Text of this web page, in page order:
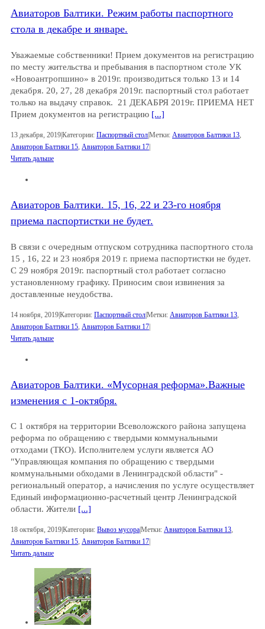
Авиаторов Балтики. Режим работы паспортного
стола в декабре и январе.
Уважаемые собственники! Прием документов на регистрацию
по месту жительства и пребывания в паспортном столе УК
«Новоантропшино» в 2019г. производиться только 13 и 14
декабря. 20, 27, 28 декабря 2019г. паспортный стол работает
только на выдачу справок. 21 ДЕКАБРЯ 2019г. ПРИЕМА НЕТ
Прием документов на регистрацию [...]
13 декабря, 2019|Категории: Паспортный стол|Метки: Авиаторов Балтики 13
Авиаторов Балтики 15 Авиаторов Балтики 17|
Читать дальше
Авиаторов Балтики. 15, 16, 22 и 23-го ноября
приема паспортистки не будет.
В связи с очередным отпуском сотрудника паспортного стола
15 , 16, 22 и 23 ноября 2019 г. приема паспортистки не будет.
С 29 ноября 2019г. паспортный стол работает согласно
установленному графику. Приносим свои извинения за
доставленные неудобства.
14 ноября, 2019|Категории: Паспортный стол|Метки: Авиаторов Балтики 13
Авиаторов Балтики 15 Авиаторов Балтики 17|
Читать дальше
Авиаторов Балтики. «Мусорная реформа».Важные
изменения c 1-октября.
С 1 октября на территории Всеволожского района запущена
реформа по обращению с твердыми коммунальными
отходами (ТКО). Исполнителем услуги является АО
"Управляющая компания по обращению с твердыми
коммунальными обходами в Ленинградской области" -
региональный оператор, а начисления по услуге осуществляет
Единый информационно-расчетный центр Ленинградской
области. Жители [...]
18 октября, 2019Категории: Вывоз мусораМетки: Авиаторов Балтики 13,
Авиаторов Балтики 15, Авиаторов Балтики 17
Читать дальше